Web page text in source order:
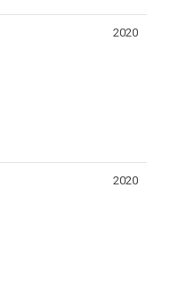
2020
2020